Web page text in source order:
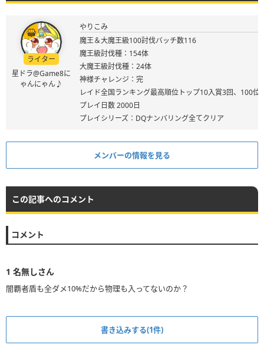
ライター
星ドラ@Game8に
ゃんにゃん♪
やりこみ
魔王＆大魔王級100討伐バッチ数116
魔王級討伐種：154体
大魔王級討伐種：24体
神様チャレンジ：完
レイド全国ランキング最高順位トップ10入賞3回、100位
プレイ日数 2000日
プレイシリーズ：DQナンバリング全てクリア
メンバーの情報を見る
この記事へのコメント
コメント
1 名無しさん
闇覇者盾も全ダメ10%だから物理も入ってないのか？
書き込みする(1件)